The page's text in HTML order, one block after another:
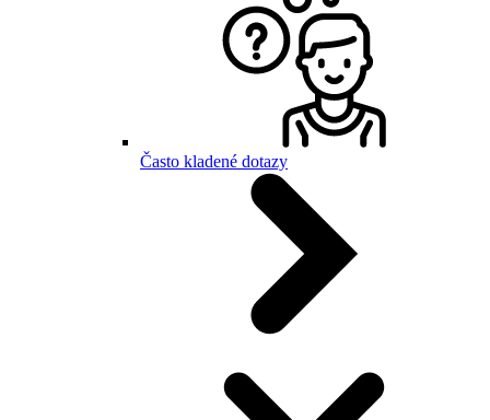
Často kladené dotazy